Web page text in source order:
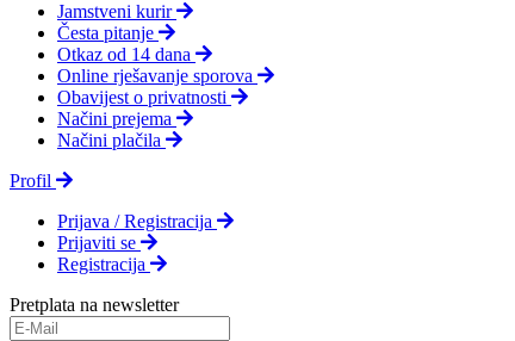
Jamstveni kurir
Česta pitanje
Otkaz od 14 dana
Online rješavanje sporova
Obavijest o privatnosti
Načini prejema
Načini plačila
Profil
Prijava / Registracija
Prijaviti se
Registracija
Pretplata na newsletter